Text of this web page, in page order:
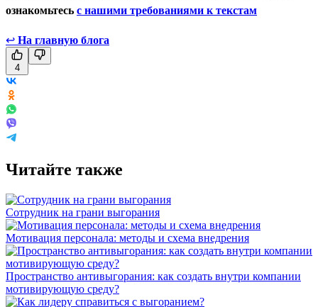
ознакомьтесь с нашими требованиями к текстам
↩ На главную блога
4
Читайте также
Сотрудник на грани выгорания
Мотивация персонала: методы и схема внедрения
Пространство антивыгорания: как создать внутри компании
мотивирующую среду?